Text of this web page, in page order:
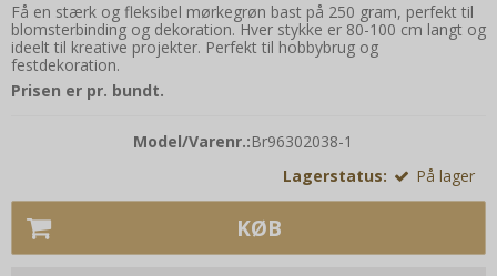
Få en stærk og fleksibel mørkegrøn bast på 250 gram, perfekt til
blomsterbinding og dekoration. Hver stykke er 80-100 cm langt og
ideelt til kreative projekter. Perfekt til hobbybrug og
festdekoration.
Prisen er pr. bundt.
Model/Varenr.:Br96302038-1
Lagerstatus:
På lager
KØB